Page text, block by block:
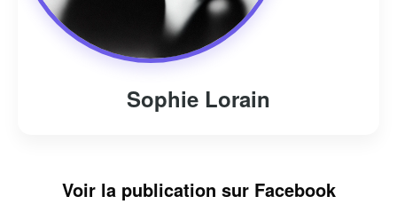
Sophie Lorain
Voir la publication sur Facebook